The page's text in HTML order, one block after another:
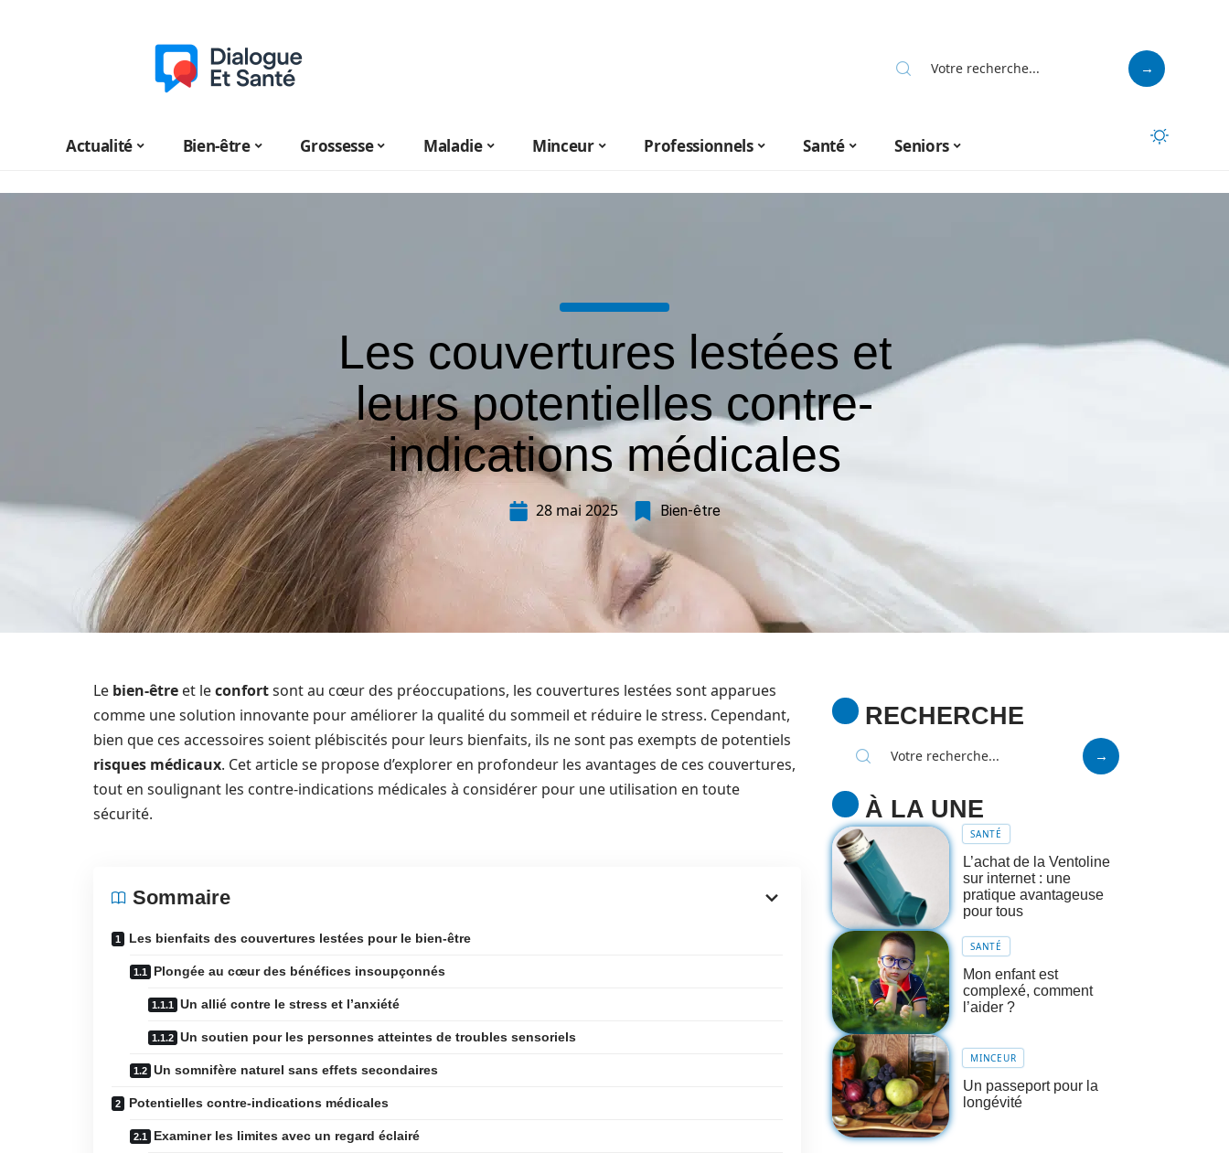
Actualité Bien-être Grossesse Maladie Minceur Professionnels Santé Seniors
Les couvertures lestées et
leurs potentielles contre-
indications médicales
28 mai 2025 Bien-être
Le bien-être et leconfortsont au cœur des préoccupations, les couvertures lestées sont apparues
comme une solution innovante pour améliorer la qualité du sommeil et réduire le stress. Cependant,
bien que ces accessoires soient plébiscités pour leurs bienfaits, ils ne sont pas exempts de potentiels
risques médicaux. Cet article se propose d’explorer en profondeur les avantages de ces couvertures,
tout en soulignant les contre-indications médicales à considérer pour une utilisation en toute
sécurité.
Sommaire
Les bienfaits des couvertures lestées pour le bien-être
Plongée au cœur des bénéfices insoupçonnés
Un allié contre le stress et l’anxiété
Un soutien pour les personnes atteintes de troubles sensoriels
Un somnifère naturel sans effets secondaires
Potentielles contre-indications médicales
Examiner les limites avec un regard éclairé
RECHERCHE
À LA UNE
SANTÉ
L’achat de la Ventoline
sur internet : une
pratique avantageuse
pour tous
SANTÉ
Mon enfant est
complexé, comment
l’aider ?
MINCEUR
Un passeport pour la
longévité